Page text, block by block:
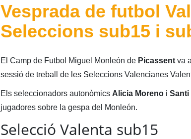
Vesprada de futbol
Seleccions sub15 i
El Camp de Futbol Miguel Monleón de Picassent va
sessió de treball de les Seleccions Valencianes
Els seleccionadors autonòmics Alicia Moreno i Santi
jugadores sobre la gespa del Monleón.
Selecció Valenta sub15